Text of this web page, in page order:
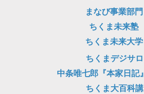
まなび事業部門
ちくま未来塾
ちくま未来大学
ちくまデジサ
中条唯七郎『本家日記
ちくま大百科